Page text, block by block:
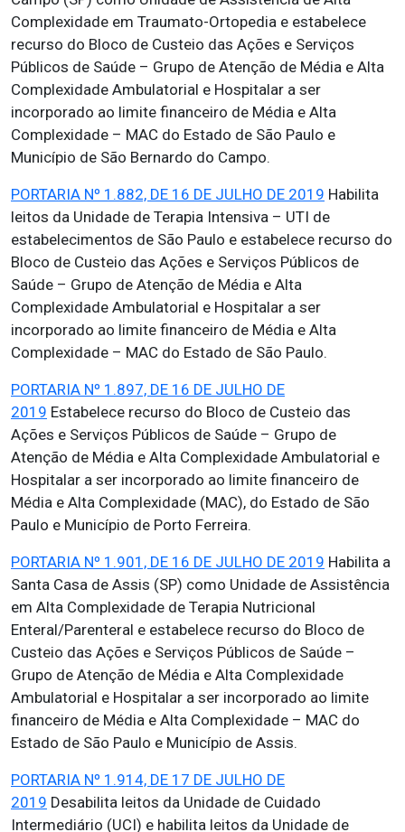
Complexidade em Traumato-Ortopedia e estabelece
recurso do Bloco de Custeio das Ações e Serviços
Públicos de Saúde – Grupo de Atenção de Média e Alta
Complexidade Ambulatorial e Hospitalar a ser
incorporado ao limite financeiro de Média e Alta
Complexidade – MAC do Estado de São Paulo e
Município de São Bernardo do Campo.
PORTARIA Nº 1.882, DE 16 DE JULHO DE 2019 Habilita
leitos da Unidade de Terapia Intensiva – UTI de
estabelecimentos de São Paulo e estabelece recurso do
Bloco de Custeio das Ações e Serviços Públicos de
Saúde – Grupo de Atenção de Média e Alta
Complexidade Ambulatorial e Hospitalar a ser
incorporado ao limite financeiro de Média e Alta
Complexidade – MAC do Estado de São Paulo.
PORTARIA Nº 1.897, DE 16 DE JULHO DE
2019 Estabelece recurso do Bloco de Custeio das
Ações e Serviços Públicos de Saúde – Grupo de
Atenção de Média e Alta Complexidade Ambulatorial e
Hospitalar a ser incorporado ao limite financeiro de
Média e Alta Complexidade (MAC), do Estado de São
Paulo e Município de Porto Ferreira.
PORTARIA Nº 1.901, DE 16 DE JULHO DE 2019 Habilita a
Santa Casa de Assis (SP) como Unidade de Assistência
em Alta Complexidade de Terapia Nutricional
Enteral/Parenteral e estabelece recurso do Bloco de
Custeio das Ações e Serviços Públicos de Saúde –
Grupo de Atenção de Média e Alta Complexidade
Ambulatorial e Hospitalar a ser incorporado ao limite
financeiro de Média e Alta Complexidade – MAC do
Estado de São Paulo e Município de Assis.
PORTARIA Nº 1.914, DE 17 DE JULHO DE
2019 Desabilita leitos da Unidade de Cuidado
Intermediário (UCI) e habilita leitos da Unidade de